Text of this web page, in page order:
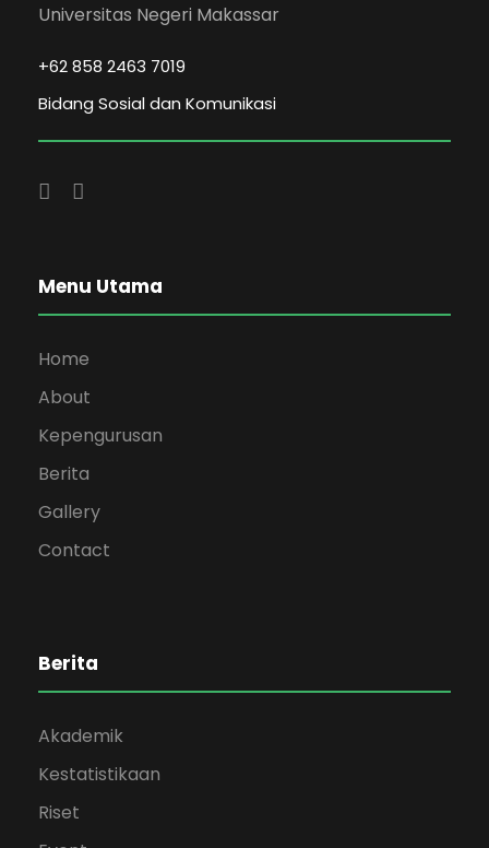
Universitas Negeri Makassar
+62 858 2463 7019
Bidang Sosial dan Komunikasi
Menu Utama
Home
About
Kepengurusan
Berita
Gallery
Contact
Berita
Akademik
Kestatistikaan
Riset